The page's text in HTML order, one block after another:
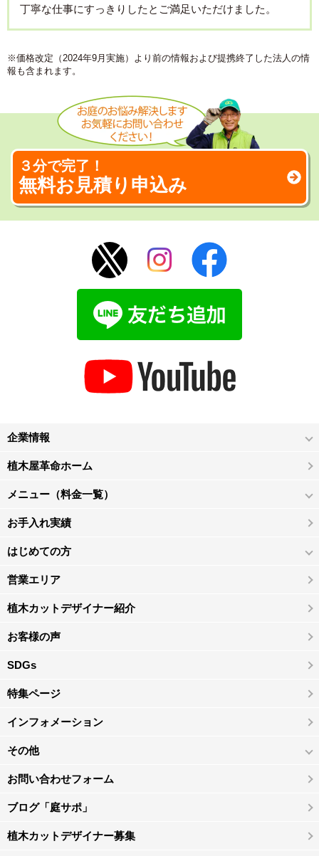
丁寧な仕事にすっきりしたとご満足いただけました。
※価格改定（2024年9月実施）より前の情報および提携終了した法人の情
報も含まれます。
３分で完了！
無料お見積り申込み
企業情報
植木屋革命ホーム
メニュー（料金一覧）
お手入れ実績
はじめての方
営業エリア
植木カットデザイナー紹介
お客様の声
SDGs
特集ページ
インフォメーション
その他
お問い合わせフォーム
ブログ「庭サポ」
植木カットデザイナー募集